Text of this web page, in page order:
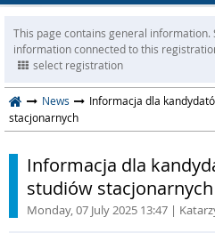
This page contains general information.
information connected to this
select registration
News
Informacja dla
stacjonarnych
Informacja dla
studiów stacjonarnych
Monday, 07 July 2025 13:47 |